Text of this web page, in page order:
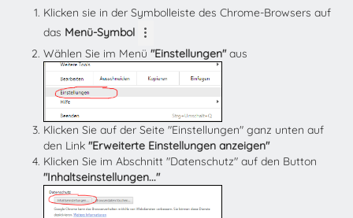
Klicken sie in der Symbolleiste des Chrome-Browsers auf
das Menü-Symbol
Wählen Sie im Menü "Einstellungen"aus
Klicken Sie auf der Seite "Einstellungen" ganz unten auf
den Link "Erweiterte Einstellungen anzeigen"
Klicken Sie im Abschnitt "Datenschutz" auf den Button
"Inhaltseinstellungen..."